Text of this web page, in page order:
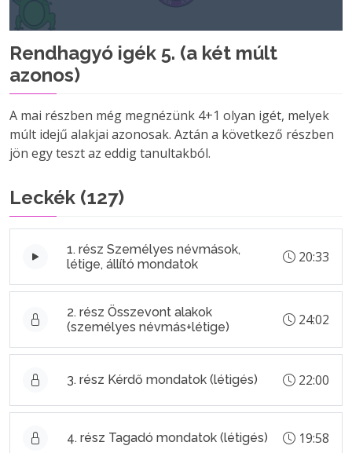
Rendhagyó igék 5. (a két múlt
azonos)
A mai részben még megnézünk 4+1 olyan igét, melyek
múlt idejű alakjai azonosak. Aztán a következő részben
jön egy teszt az eddig tanultakból.
Leckék (127)
1. rész Személyes névmások,
létige, állító mondatok
20:33
2. rész Összevont alakok
(személyes névmás+létige)
24:02
3. rész Kérdő mondatok (létigés) 22:00
4. rész Tagadó mondatok (létigés) 19:58